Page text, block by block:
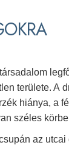
területe. A
hiánya, a
széles
az